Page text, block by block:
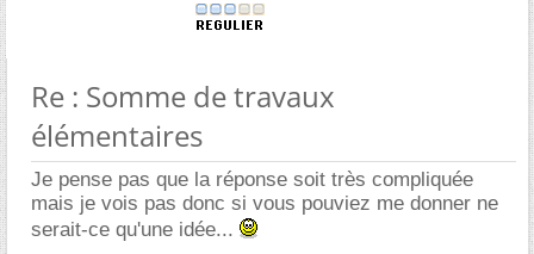
Re : Somme de travaux
élémentaires
Je pense pas que la réponse soit très compliquée
mais je vois pas donc si vous pouviez me donner ne
serait-ce qu'une idée...